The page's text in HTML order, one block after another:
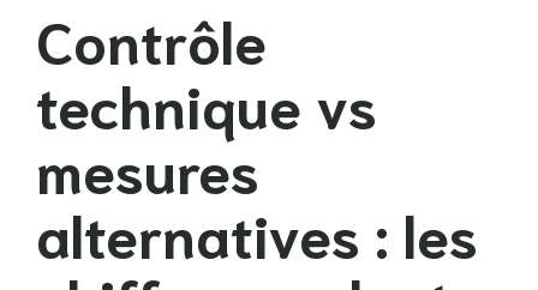
Contrôle
technique vs
mesures
alternatives : les